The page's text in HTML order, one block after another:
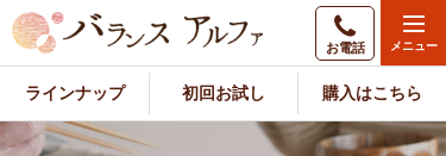
お電話
ラインナップ 初回お試し 購入はこちら